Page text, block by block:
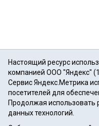
Настоящий ресурс
компанией ООО "Яндекс"
Сервис Яндекс.Метрика
посетителей для
Продолжая использовать
данных технологий.